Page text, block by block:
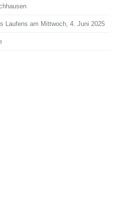
Laufens am Mittwoch, 4. Juni 2025